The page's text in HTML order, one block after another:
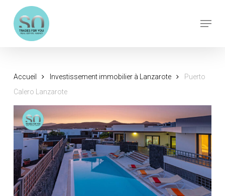
main
Menu
Accueil Investissement immobilier à Lanzarote
Puerto
Calero Lanzarote